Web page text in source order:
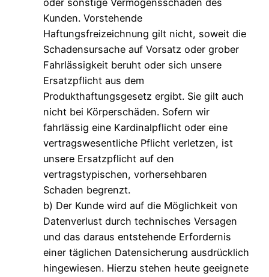
oder sonstige Vermögensschäden des
Kunden. Vorstehende
Haftungsfreizeichnung gilt nicht, soweit die
Schadensursache auf Vorsatz oder grober
Fahrlässigkeit beruht oder sich unsere
Ersatzpflicht aus dem
Produkthaftungsgesetz ergibt. Sie gilt auch
nicht bei Körperschäden. Sofern wir
fahrlässig eine Kardinalpflicht oder eine
vertragswesentliche Pflicht verletzen, ist
unsere Ersatzpflicht auf den
vertragstypischen, vorhersehbaren
Schaden begrenzt.
b) Der Kunde wird auf die Möglichkeit von
Datenverlust durch technisches Versagen
und das daraus entstehende Erfordernis
einer täglichen Datensicherung ausdrücklich
hingewiesen. Hierzu stehen heute geeignete